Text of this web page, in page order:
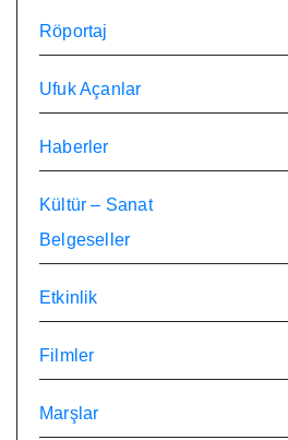
Röportaj
Ufuk Açanlar
Haberler
Kültür – Sanat
Belgeseller
Etkinlik
Filmler
Marşlar